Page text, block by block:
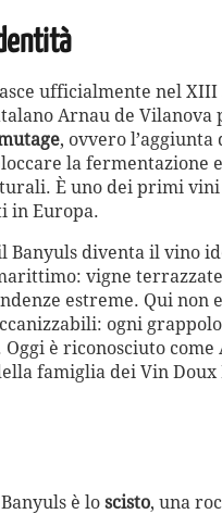
ufficialmente nel XIII
Arnau de Vilanova
, ovvero l’aggiunta
la fermentazione
È uno dei primi
in Europa.
Banyuls diventa il vino
vigne
estreme. Qui non
ogni
è riconosciuto come
famiglia dei Vin Doux
è lo scisto, una